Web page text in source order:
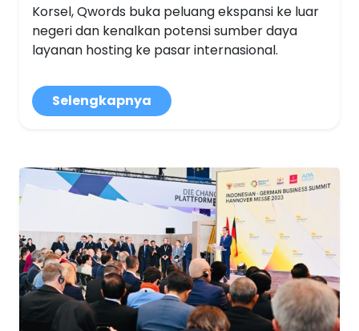
Korsel, Qwords buka peluang ekspansi ke luar
negeri dan kenalkan potensi sumber daya
layanan hosting ke pasar internasional.
Selengkapnya